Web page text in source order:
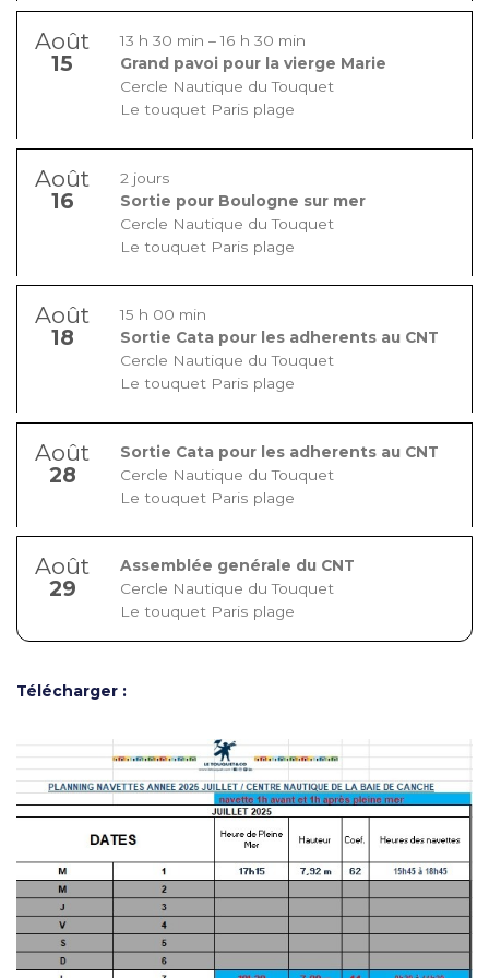
Août
15
13 h 30 min – 16 h 30 min
Grand pavoi pour la vierge Marie
Cercle Nautique du Touquet
Le touquet Paris plage
Août
16
2 jours
Sortie pour Boulogne sur mer
Cercle Nautique du Touquet
Le touquet Paris plage
Août
18
15 h 00 min
Sortie Cata pour les adherents au CNT
Cercle Nautique du Touquet
Le touquet Paris plage
Août
28
Sortie Cata pour les adherents au CNT
Cercle Nautique du Touquet
Le touquet Paris plage
Août
29
Assemblée genérale du CNT
Cercle Nautique du Touquet
Le touquet Paris plage
Télécharger :